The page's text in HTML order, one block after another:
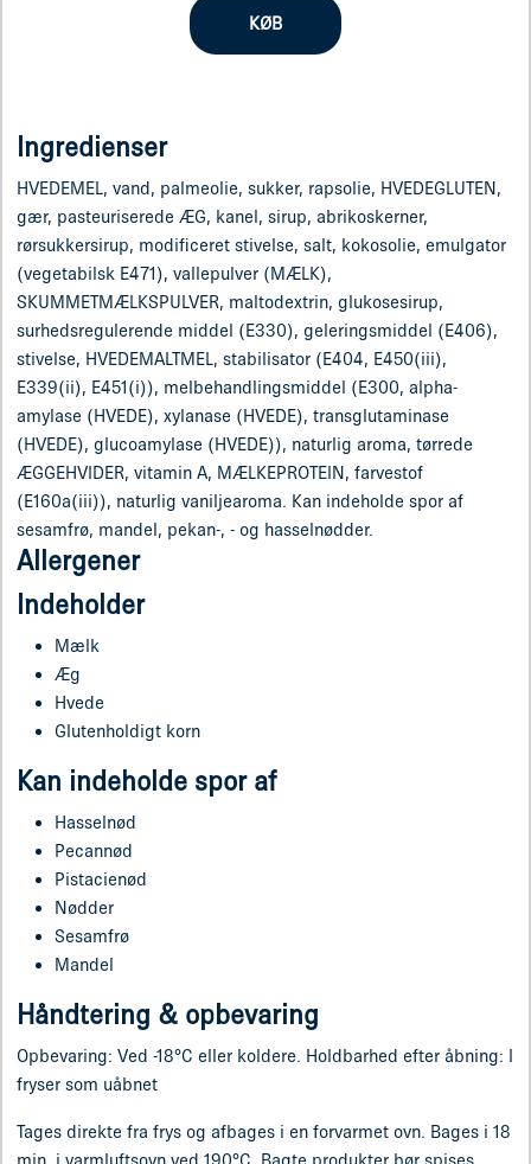
KØB
Ingredienser
HVEDEMEL, vand, palmeolie, sukker, rapsolie, HVEDEGLUTEN,
gær, pasteuriserede ÆG, kanel, sirup, abrikoskerner,
rørsukkersirup, modificeret stivelse, salt, kokosolie, emulgator
(vegetabilsk E471), vallepulver (MÆLK),
SKUMMETMÆLKSPULVER, maltodextrin, glukosesirup,
surhedsregulerende middel (E330), geleringsmiddel (E406),
stivelse, HVEDEMALTMEL, stabilisator (E404, E450(iii),
E339(ii), E451(i)), melbehandlingsmiddel (E300, alpha-
amylase (HVEDE), xylanase (HVEDE), transglutaminase
(HVEDE), glucoamylase (HVEDE)), naturlig aroma, tørrede
ÆGGEHVIDER, vitamin A, MÆLKEPROTEIN, farvestof
(E160a(iii)), naturlig vaniljearoma. Kan indeholde spor af
sesamfrø, mandel, pekan-, - og hasselnødder.
Allergener
Indeholder
Mælk
Æg
Hvede
Glutenholdigt korn
Kan indeholde spor af
Hasselnød
Pecannød
Pistacienød
Nødder
Sesamfrø
Mandel
Håndtering & opbevaring
Opbevaring: Ved -18°C eller koldere. Holdbarhed efter åbning: I
fryser som uåbnet
Tages direkte fra frys og afbages i en forvarmet ovn. Bages i 18
min. i varmluftsovn ved 190°C. Bagte produkter bør spises